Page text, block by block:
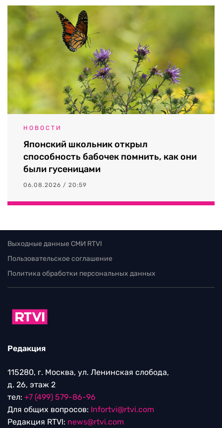
НОВОСТИ
Японский школьник открыл
способность бабочек помнить, как они
были гусеницами
06.08.2026 / 20:59
Выходные данные СМИ RTVI
Пользовательское соглашение
Политика обработки персональных данных
Редакция
115280, г. Москва, ул. Ленинская слобода,
д. 26, этаж 2
тел: +7 (499) 579-86-96
Для общих вопросов: Infortvi@rtvi.com
Редакция RTVI: news@rtvi.com